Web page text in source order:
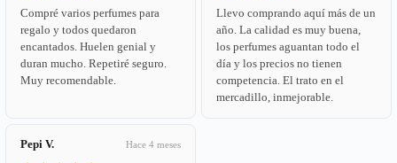
Compré varios perfumes para
regalo y todos quedaron
encantados. Huelen genial y
duran mucho. Repetiré seguro.
Muy recomendable.
Llevo comprando aquí más de un
año. La calidad es muy buena,
los perfumes aguantan todo el
día y los precios no tienen
competencia. El trato en el
mercadillo, inmejorable.
Pepi V. Hace 4 meses